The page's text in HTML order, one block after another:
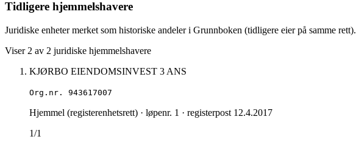
Tidligere hjemmelshavere
Juridiske enheter merket som historiske andeler i Grunnboken (tidligere eier på samme rett).
Viser 2 av 2 juridiske hjemmelshavere
KJØRBO EIENDOMSINVEST 3 ANS
Org.nr. 943617007
Hjemmel (registerenhetsrett) · løpenr. 1 · registerpost 12.4.2017
1/1